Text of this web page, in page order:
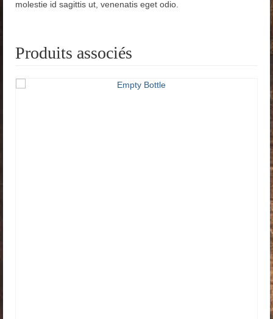
molestie id sagittis ut, venenatis eget odio.
Produits associés